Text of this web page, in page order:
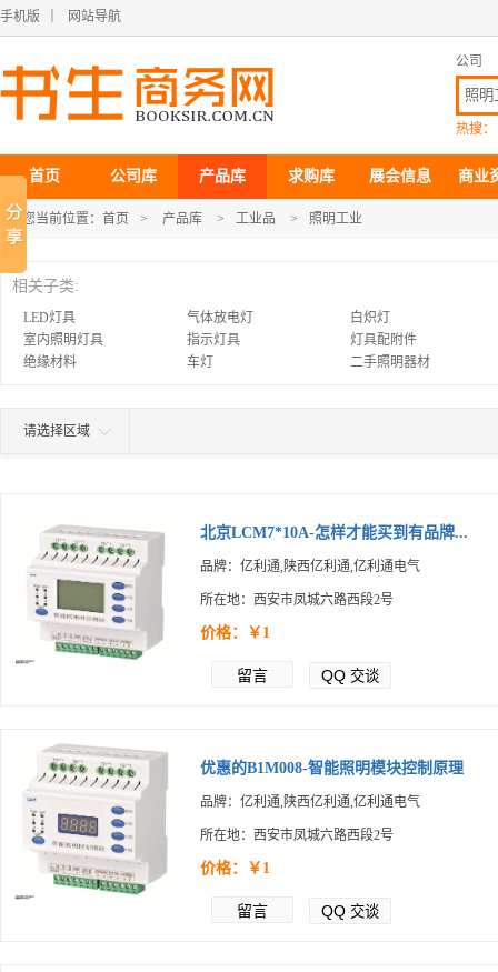
手机版 网站导航
公司
热搜：
首页 公司库 产品库 求购库 展会信息 商业
您当前位置： 首页 > 产品库 > 工业品 > 照明工业
相关子类:
LED灯具 气体放电灯
白炽灯
室内照明灯具
指示灯具
灯具配附件
绝缘材料
车灯 二手照明器材
请选择区域
北京LCM7*10A-怎样才能买到有品牌...
品牌：亿利通,陕西亿利通,亿利通电气
所在地：西安市凤城六路西段2号
价格：￥1
留言 QQ 交谈
优惠的B1M008-智能照明模块控制原理
品牌：亿利通,陕西亿利通,亿利通电气
所在地：西安市凤城六路西段2号
价格：￥1
留言 QQ 交谈